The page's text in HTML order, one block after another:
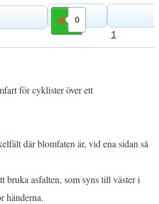
0
Gilla
1
för cyklister över ett
där blomfaten är, vid ena sidan så
bruka asfalten, som syns till väster i
händerna.